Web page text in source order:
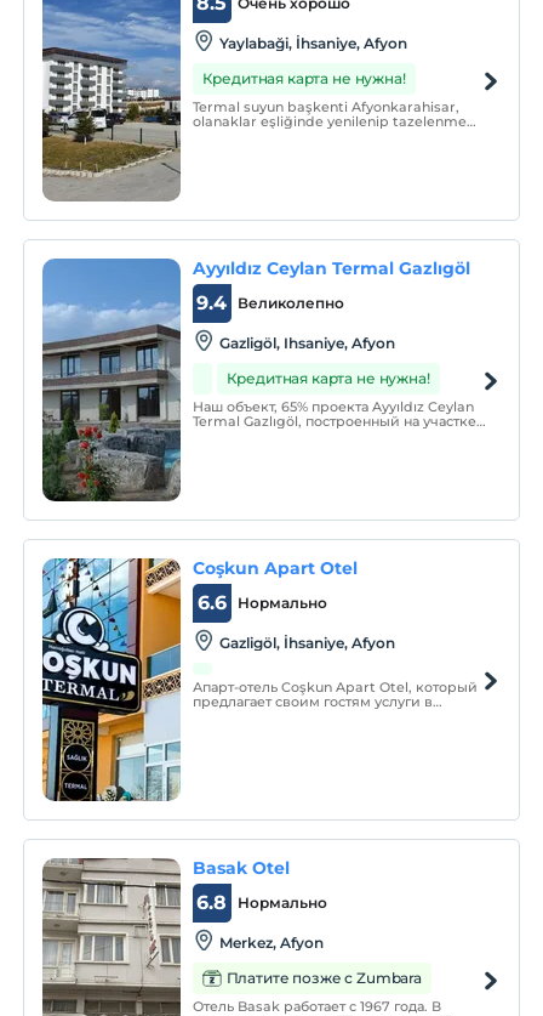
Yaylabaği, İhsaniye, Afyon
Кредитная карта не нужна!
Termal suyun başkenti Afyonkarahisar,
olanaklar eşliğinde yenilenip tazelenme
Ayyıldız Ceylan Termal Gazlıgöl
Великолепно
9.4
Gazligöl, Ihsaniye, Afyon
Кредитная карта не нужна!
Наш объект, 65% проекта Ayyıldız Ceylan
Termal Gazlıgöl, построенный на участке
Coşkun Apart Otel
Нормально
6.6
Gazligöl, İhsaniye, Afyon
Апарт-отель Coşkun Apart Otel, который
предлагает своим гостям услуги в
Basak Otel
Нормально
6.8
Merkez, Afyon
Платите позже с Zumbara
Отель Basak работает с 1967 года. В